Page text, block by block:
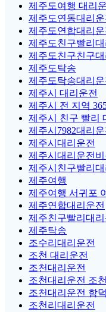
제주도여행 대리
제주도연동대리운
제주도연합대리운
제주도친구빨리대
제주도친구친구대
제주도탁송
제주도탁송대리운
제주시 대리운전
제주시 전 지역
제주시 친구 빨리
제주시7982대리운
제주시대리운전
제주시대리운전비
제주시친구빨리대
제주여행
제주여행 서귀포
제주연합대리운전
제주친구빨리대리
제주탁송
조수리대리운전
조천 대리운전
조천대리운전
조천대리운전 조
조천대리운전 함
조천리대리운전